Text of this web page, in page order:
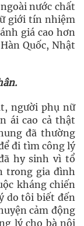
nước chất
giới tín nhiệm
giá cao hơn
Quốc, Nhật
người phụ nữ
ái cao cả thật
đã thường
đi tìm công lý
hy sinh vì tổ
trong gia đình
kháng chiến
do tôi biết đến
cảm động
lý cho bà nội